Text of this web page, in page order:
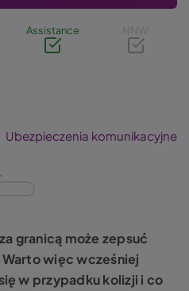
Assistance NNW
Ubezpieczenia komunikacyjne
granicą może zepsuć
więc wcześniej
w przypadku kolizji i co